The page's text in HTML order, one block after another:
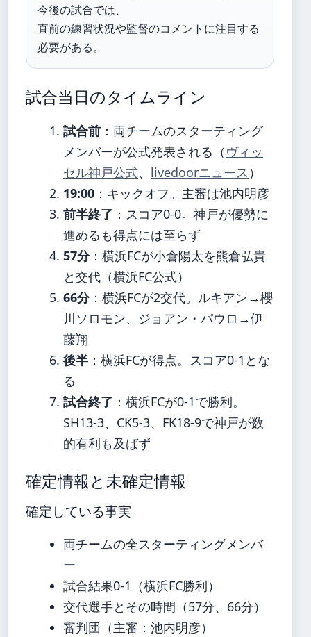
今後の試合では、
直前の練習状況や監督のコメントに注目する
必要がある。
試合当日のタイムライン
試合前 ：両チームのスターティング
メンバーが公式発表される（ ヴィッ
セル神戸公式、 livedoorニュース ）
19:00 ：キックオフ。主審は池内明彦
前半終了 ：スコア0-0。神戸が優勢に
進めるも得点には至らず
57分：横浜FCが小倉陽太を熊倉弘貴
と交代（横浜FC公式）
66分：横浜FCが2交代。ルキアン→櫻
川ソロモン、ジョアン・パウロ→伊
藤翔
後半 ：横浜FCが得点。スコア0-1とな
る
試合終了 ：横浜FCが0-1で勝利。
SH13-3、CK5-3、FK18-9で神戸が数
的有利も及ばず
確定情報と未確定情報
確定している事実
両チームの全スターティングメンバ
ー
試合結果0-1（横浜FC勝利）
交代選手とその時間（57分、66分）
審判団（主審：池内明彦）